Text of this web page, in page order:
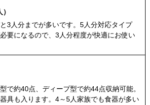
3人分までが多いです。5人分対応タイプ
要になるので、3人分程度が快適にお使い
で約40点、ディープ型で約44点収納可能。
具も入ります。4～5人家族でも食器が多い